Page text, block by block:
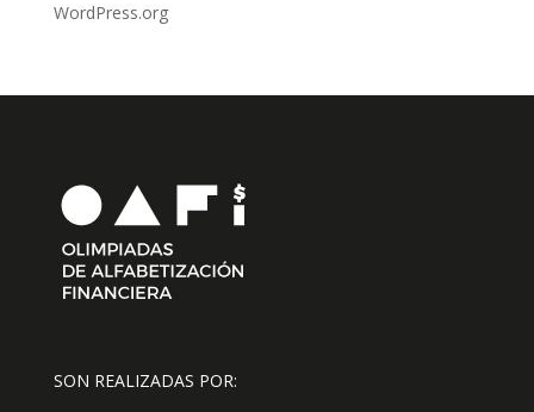
WordPress.org
SON REALIZADAS POR: